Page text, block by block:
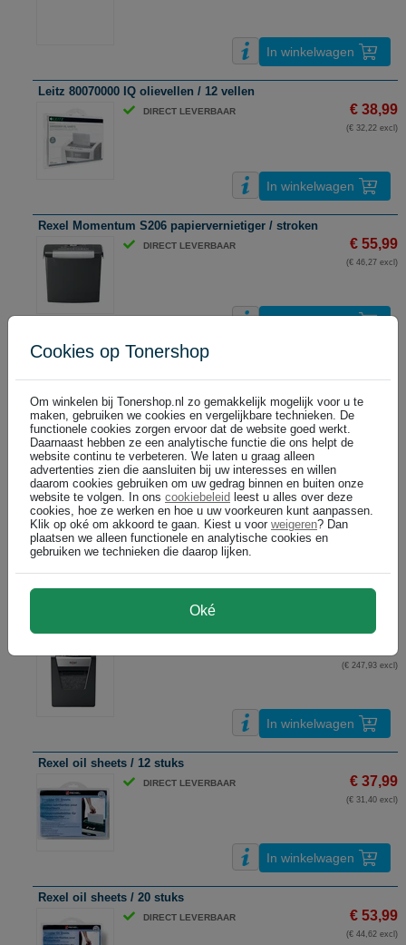
In winkelwagen
Leitz 80070000 IQ olievellen / 12 vellen
DIRECT LEVERBAAR € 38,99
(€ 32,22 excl)
In winkelwagen
Rexel Momentum S206 papiervernietiger / stroken
DIRECT LEVERBAAR € 55,99
(€ 46,27 excl)
In winkelwagen
Rexel Momentum X308 papiervernietiger / snippers
DIRECT LEVERBAAR € 59,99
(€ 49,58 excl)
In winkelwagen
Rexel Momentum X410 papiervernietiger / snippers
DIRECT LEVERBAAR € 116,99
(€ 96,69 excl)
In winkelwagen
€ 299,99
(€ 247,93 excl)
In winkelwagen
Rexel oil sheets / 12 stuks
DIRECT LEVERBAAR € 37,99
(€ 31,40 excl)
In winkelwagen
Rexel oil sheets / 20 stuks
DIRECT LEVERBAAR € 53,99
(€ 44,62 excl)
Cookies op Tonershop
Om winkelen bij Tonershop.nl zo gemakkelijk mogelijk voor u te
maken, gebruiken we cookies en vergelijkbare technieken. De
functionele cookies zorgen ervoor dat de website goed werkt.
Daarnaast hebben ze een analytische functie die ons helpt de
website continu te verbeteren. We laten u graag alleen
advertenties zien die aansluiten bij uw interesses en willen
daarom cookies gebruiken om uw gedrag binnen en buiten onze
website te volgen. In ons cookiebeleid leest u alles over deze
cookies, hoe ze werken en hoe u uw voorkeuren kunt aanpassen.
Klik op oké om akkoord te gaan. Kiest u voor weigeren? Dan
plaatsen we alleen functionele en analytische cookies en
gebruiken we technieken die daarop lijken.
Oké